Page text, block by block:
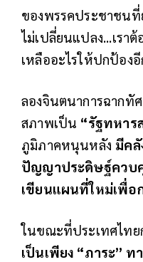
ของพรรคประชาชนที่
ไม่เปลี่ยนแปลง...เรา
เหลืออะไรให้ปกป้อง
ลองจินตนาการฉากทั
สภาพเป็น “รัฐทหาร
ภูมิภาคหนุนหลัง มีคลั
ปัญญาประดิษฐ์ควบ
เขียนแผนที่ใหม่เพื่
ในขณะที่ประเทศไทย
เป็นเพียง “ภาระ” ท